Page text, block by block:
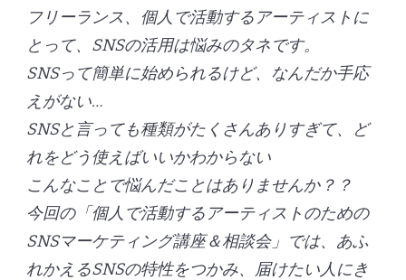
フリーランス、個人で活動するアーティストに
とって、SNSの活用は悩みのタネです。
SNSって簡単に始められるけど、なんだか手応
えがない…
SNSと言っても種類がたくさんありすぎて、ど
れをどう使えばいいかわからない
こんなことで悩んだことはありませんか？？
今回の「個人で活動するアーティストのための
SNSマーケティング講座＆相談会」では、あふ
れかえるSNSの特性をつかみ、届けたい人にき